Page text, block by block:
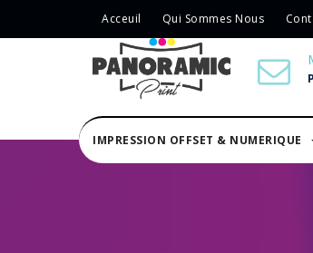
Acceuil Qui Sommes Nous
IMPRESSION OFFSET & NUMERIQUE